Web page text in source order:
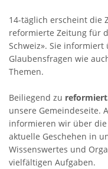
14-täglich erscheint die
reformierte Zeitung für
Schweiz». Sie
Glaubensfragen wie
Themen.
Beiliegend zu
unsere Gemeindeseite.
informieren wir über
aktuelle Geschehen in
Wissenswertes und
vielfältigen Aufgaben.